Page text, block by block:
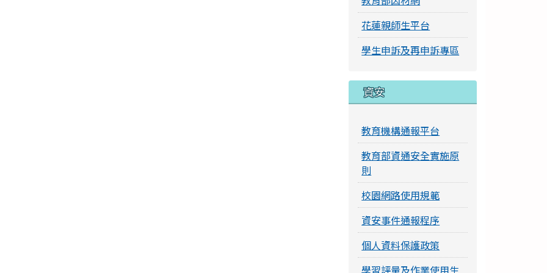
花蓮親師生平台
學生申訴及再申訴專區
資安
教育機構通報平台
教育部資通安全實施原
則
校園網路使用規範
資安事件通報程序
個人資料保護政策